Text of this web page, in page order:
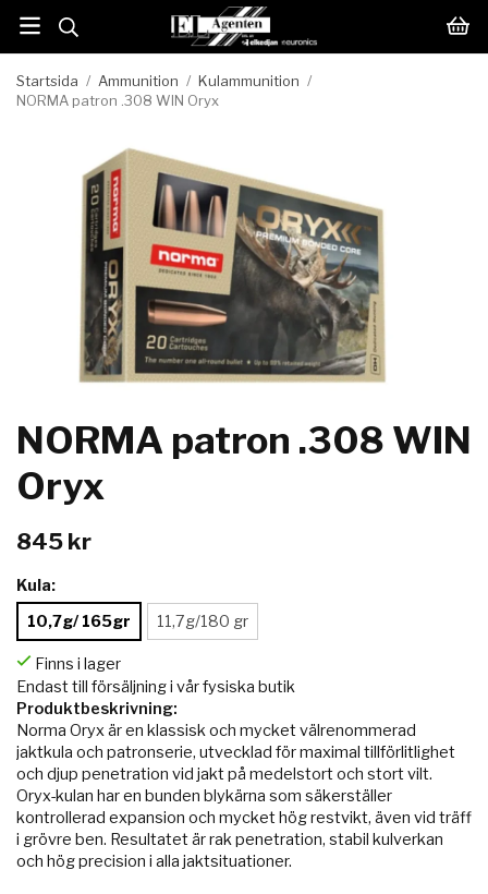
Startsida / Ammunition / Kulammunition /
NORMA patron .308 WIN Oryx
NORMA patron .308 WIN
Oryx
845 kr
Kula:
10,7g/ 165gr
11,7g/180 gr
Finns i lager
Endast till försäljning i vår fysiska butik
Produktbeskrivning:
Norma Oryx är en klassisk och mycket välrenommerad
jaktkula och patronserie, utvecklad för maximal tillförlitlighet
och djup penetration vid jakt på medelstort och stort vilt.
Oryx-kulan har en bunden blykärna som säkerställer
kontrollerad expansion och mycket hög restvikt, även vid träff
i grövre ben. Resultatet är rak penetration, stabil kulverkan
och hög precision i alla jaktsituationer.